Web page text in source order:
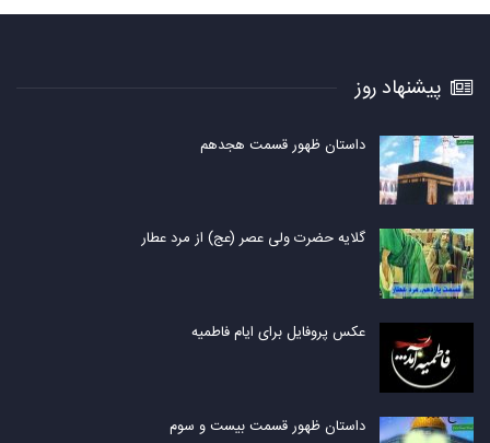
پیشنهاد روز
داستان ظهور قسمت هجدهم
گلایه حضرت ولی عصر (عج) از مرد عطار
عکس پروفایل برای ایام فاطمیه
داستان ظهور قسمت بیست و سوم